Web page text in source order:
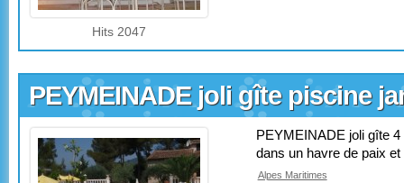
Hits 2047
PEYMEINADE joli gîte piscine
PEYMEINADE joli gîte
dans un havre de paix et
Alpes Maritimes